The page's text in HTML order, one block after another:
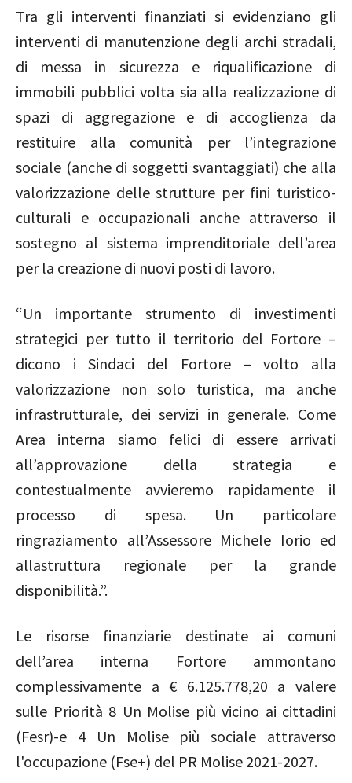
Tra gli interventi finanziati si evidenziano gli
interventi di manutenzione degli archi stradali,
di messa in sicurezza e riqualificazione di
immobili pubblici volta sia alla realizzazione di
spazi di aggregazione e di accoglienza da
restituire alla comunità per l’integrazione
sociale (anche di soggetti svantaggiati) che alla
valorizzazione delle strutture per fini turistico-
culturali e occupazionali anche attraverso il
sostegno al sistema imprenditoriale dell’area
per la creazione di nuovi posti di lavoro.
“Un importante strumento di investimenti
strategici per tutto il territorio del Fortore –
dicono i Sindaci del Fortore – volto alla
valorizzazione non solo turistica, ma anche
infrastrutturale, dei servizi in generale. Come
Area interna siamo felici di essere arrivati
all’approvazione della strategia e
contestualmente avvieremo rapidamente il
processo di spesa. Un particolare
ringraziamento all’Assessore Michele Iorio ed
allastruttura regionale per la grande
disponibilità.”.
Le risorse finanziarie destinate ai comuni
dell’area interna Fortore ammontano
complessivamente a € 6.125.778,20 a valere
sulle Priorità 8 Un Molise più vicino ai cittadini
(Fesr)-e 4 Un Molise più sociale attraverso
l'occupazione (Fse+) del PR Molise 2021-2027.